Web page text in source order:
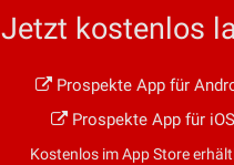
Jetzt kostenlos
Prospekte App für
Prospekte App für iOS
Kostenlos im App Store